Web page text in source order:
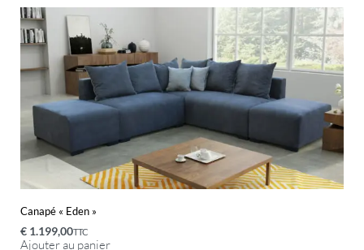
Canapé « Eden »
€ 1.199,00TTC
Ajouter au panier